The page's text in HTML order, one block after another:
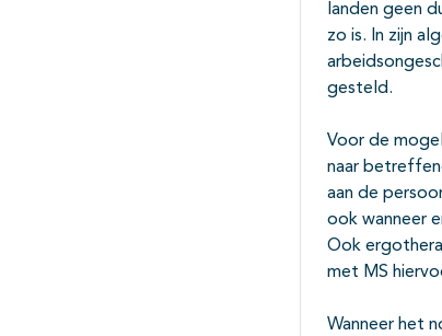
landen geen
zo is. In zijn
gesteld.
Voor de
naar
aan de
ook wanneer
Ook
met MS
Wanneer het